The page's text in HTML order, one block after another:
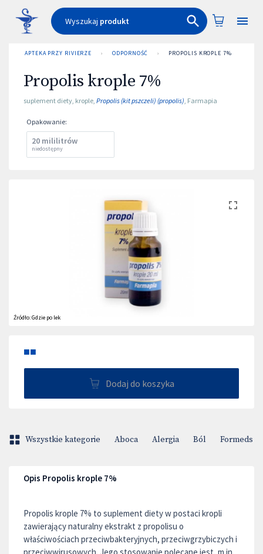
Wyszukaj produkt
APTEKA PRZY RIVIERZE › ODPORNOŚĆ › PROPOLIS KROPLE 7%
Propolis krople 7%
suplement diety, krople, Propolis (kit pszczeli) (propolis), Farmapia
Opakowanie:
20 mililitrów
niedostępny
Źródło:Gdzie po lek
■■
Dodaj do koszyka
Wszystkie kategorie Aboca Alergia Ból Formeds
Opis Propolis krople 7%
Propolis krople 7% to suplement diety w postaci kropli
zawierający naturalny ekstrakt z propolisu o
właściwościach przeciwbakteryjnych, przeciwgrzybiczych i